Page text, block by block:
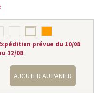
prévue du 10/08
12/08
AJOUTER AU PANIER